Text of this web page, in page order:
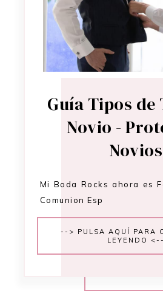
Guía Tipos de
Novio -
Novios
Mi Boda Rocks ahora es
Comunion Esp
--> PULSA AQUÍ PARA
LEYENDO <--